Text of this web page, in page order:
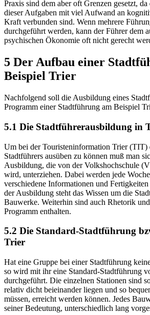
Praxis sind dem aber oft Grenzen gesetzt,
dieser Aufgaben mit viel Aufwand an
Kraft verbunden sind. Wenn mehrere
durchgeführt werden, kann der Führer dem
psychischen Ökonomie oft nicht gerecht
5 Der Aufbau einer
Beispiel Trier
Nachfolgend soll die Ausbildung eines
Programm einer Stadtführung am Beispiel
5.1 Die Stadtführerausbildung in
Um bei der Touristeninformation Trier (TIT)
Stadtführers ausüben zu können muß man
Ausbildung, die von der Volkshochschule
wird, unterziehen. Dabei werden jede
verschiedene Informationen und
der Ausbildung steht das Wissen um die
Bauwerke. Weiterhin sind auch Rhetorik
Programm enthalten.
5.2 Die Standard-Stadtführung
Trier
Hat eine Gruppe bei einer Stadtführung
so wird mit ihr eine Standard-Stadtführung
durchgeführt. Die einzelnen Stationen sind
relativ dicht beieinander liegen und so
müssen, erreicht werden können. Jedes
seiner Bedeutung, unterschiedlich lang